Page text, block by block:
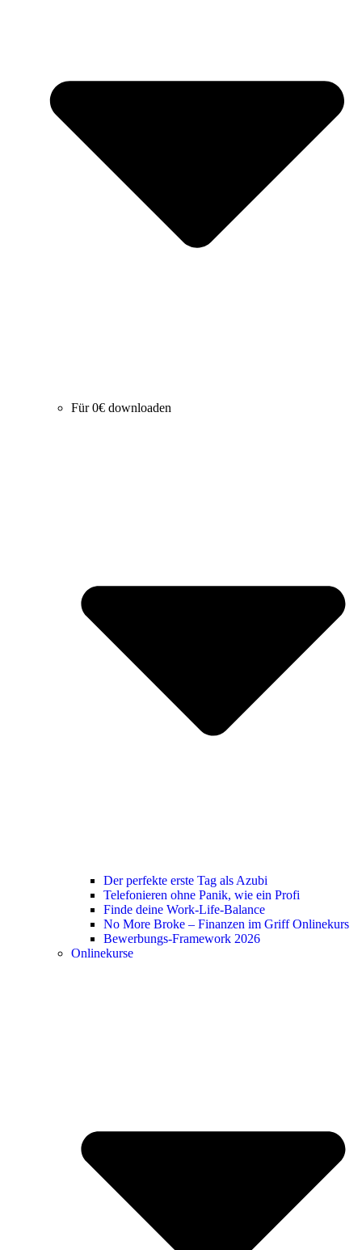
Für 0€ downloaden
Der perfekte erste Tag als Azubi
Telefonieren ohne Panik, wie ein Profi
Finde deine Work-Life-Balance
No More Broke – Finanzen im Griff Onlinekurs
Bewerbungs-Framework 2026
Onlinekurse